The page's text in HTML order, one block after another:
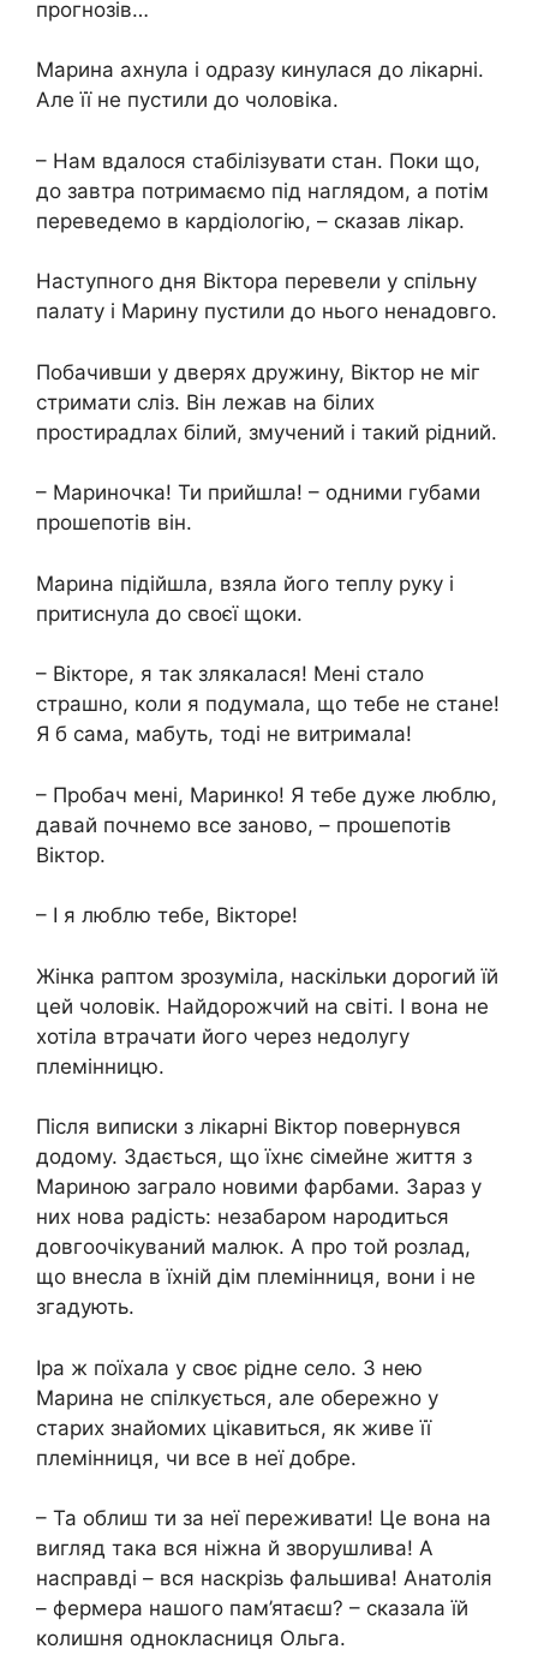
прогнозів…
Марина ахнула і одразу кинулася до лікарні.
Але її не пустили до чоловіка.
– Нам вдалося стабілізувати стан. Поки що,
до завтра потримаємо під наглядом, а потім
переведемо в кардіологію, – сказав лікар.
Наступного дня Віктора перевели у спільну
палату і Марину пустили до нього ненадовго.
Побачивши у дверях дружину, Віктор не міг
стримати сліз. Він лежав на білих
простирадлах білий, змучений і такий рідний.
– Мариночка! Ти прийшла! – одними губами
прошепотів він.
Марина підійшла, взяла його теплу руку і
притиснула до своєї щоки.
– Вікторе, я так злякалася! Мені стало
страшно, коли я подумала, що тебе не стане!
Я б сама, мабуть, тоді не витримала!
– Пробач мені, Маринко! Я тебе дуже люблю,
давай почнемо все заново, – прошепотів
Віктор.
– І я люблю тебе, Вікторе!
Жінка раптом зрозуміла, наскільки дорогий їй
цей чоловік. Найдорожчий на світі. І вона не
хотіла втрачати його через недолугу
племінницю.
Після виписки з лікарні Віктор повернувся
додому. Здається, що їхнє сімейне життя з
Мариною заграло новими фарбами. Зараз у
них нова радість: незабаром народиться
довгоочікуваний малюк. А про той розлад,
що внесла в їхній дім племінниця, вони і не
згадують.
Іра ж поїхала у своє рідне село. З нею
Марина не спілкується, але обережно у
старих знайомих цікавиться, як живе її
племінниця, чи все в неї добре.
– Та облиш ти за неї переживати! Це вона на
вигляд така вся ніжна й зворушлива! А
насправді – вся наскрізь фальшива! Анатолія
– фермера нашого пам’ятаєш? – сказала їй
колишня однокласниця Ольга.